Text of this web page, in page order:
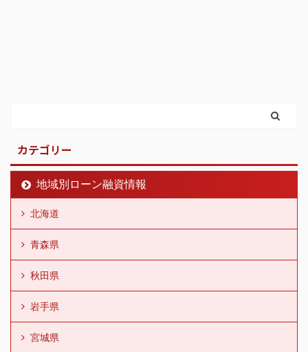
カテゴリー
地域別ローン融資情報
北海道
青森県
秋田県
岩手県
宮城県